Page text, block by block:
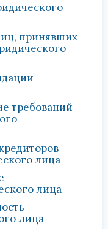
принявших
требований
лица
лица
лица